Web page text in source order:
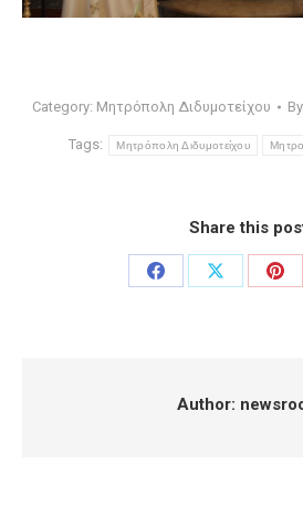
Category: Μητρόπολη Διδυμοτείχου By
Tags: Μητρόπολη Διδυμοτείχου
Share this
Share
Share
Author: